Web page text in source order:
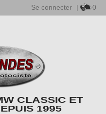
Se connecter | 0
CLASSIC ET
1995